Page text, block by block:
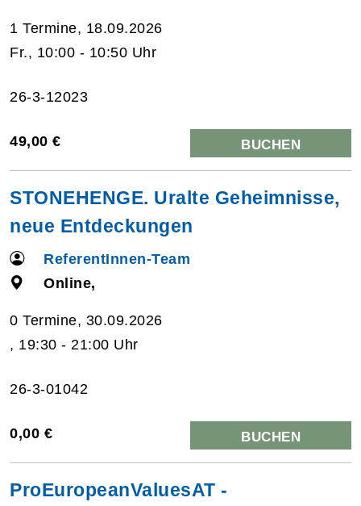
1 Termine, 18.09.2026
Fr., 10:00 - 10:50 Uhr
26-3-12023
49,00 € BUCHEN
STONEHENGE. Uralte Geheimnisse,
neue Entdeckungen
ReferentInnen-Team
Online,
0 Termine, 30.09.2026
, 19:30 - 21:00 Uhr
26-3-01042
0,00 € BUCHEN
ProEuropeanValuesAT -